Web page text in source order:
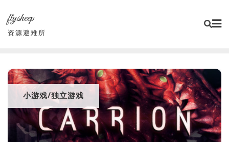
content
flysheep
资源避难所
小游戏/独立游戏